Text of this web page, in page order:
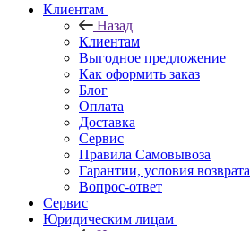
Клиентам
Назад
Клиентам
Выгодное предложение
Как оформить заказ
Блог
Оплата
Доставка
Сервис
Правила Самовывоза
Гарантии, условия возврата
Вопрос-ответ
Сервис
Юридическим лицам